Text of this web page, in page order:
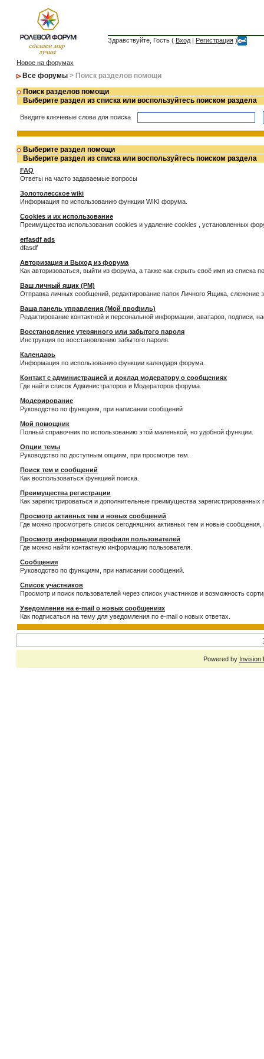
Здравствуйте, Гость ( Вход | Регистрация )
Новое на форумах
Все форумы > Поиск разделов помощи
Поиск разделов помощи
Выберите раздел из списка или воспользуйтесь поиском раздела
Введите ключевые слова для поиска
Выберите раздел помощи
Выберите раздел из списка или воспользуйтесь поиском раздела
FAQ
Ответы на часто задаваемые вопросы
Золотолесское wiki
Информация по использованию функции WIKI форума.
Cookies и их использование
Преимущества использования cookies и удаление cookies , установленных
erfasdf ads
dfasdf
Авторизация и Выход из форума
Как авторизоваться, выйти из форума, а также как скрыть своё имя из списка
Ваш личный ящик (PM)
Отправка личных сообщений, редактирование папок Личного Ящика,
Ваша панель управления (Мой профиль)
Редактирование контактной и персональной информации, аватаров,
Восстановление утерянного или забытого пароля
Инструкция по восстановлению забытого пароля.
Календарь
Информация по использованию функции календаря форума.
Контакт с администрацией и доклад модератору о сообщениях
Где найти список Администраторов и Модераторов форума.
Модерирование
Руководство по функциям, при написании сообщений
Мой помощник
Полный справочник по использованию этой маленькой, но удобной функции.
Опции темы
Руководство по доступным опциям, при просмотре тем.
Поиск тем и сообщений
Как воспользоваться функцией поиска.
Преимущества регистрации
Как зарегистрироваться и дополнительные преимущества зарегистрированных
Просмотр активных тем и новых сообщений
Где можно просмотреть список сегодняшних активных тем и новые
Просмотр информации профиля пользователей
Где можно найти контактную информацию пользователя.
Сообщения
Руководство по функциям, при написании сообщений.
Список участников
Просмотр и поиск пользователей через список участников и возможность
Уведомление на e-mail о новых сообщениях
Как подписаться на тему для уведомления по e-mail о новых ответах.
Powered by Invision